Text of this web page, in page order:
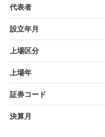
代表者
設立年月
上場区分
上場年
証券コード
決算月